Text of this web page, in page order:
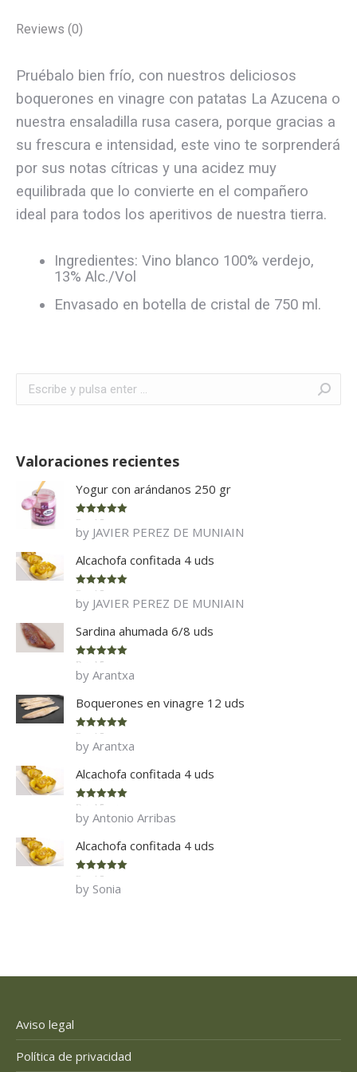
Reviews (0)
Pruébalo bien frío, con nuestros deliciosos
boquerones en vinagre con patatas La Azucena o
nuestra ensaladilla rusa casera, porque gracias a
su frescura e intensidad, este vino te sorprenderá
por sus notas cítricas y una acidez muy
equilibrada que lo convierte en el compañero
ideal para todos los aperitivos de nuestra tierra.
Ingredientes: Vino blanco 100% verdejo,
13% Alc./Vol
Envasado en botella de cristal de 750 ml.
Valoraciones recientes
Yogur con arándanos 250 gr
Rated 5
of 5
by JAVIER PEREZ DE MUNIAIN
Alcachofa confitada 4 uds
Rated 5
of 5
by JAVIER PEREZ DE MUNIAIN
Sardina ahumada 6/8 uds
Rated 5
of 5
by Arantxa
Boquerones en vinagre 12 uds
Rated 5
of 5
by Arantxa
Alcachofa confitada 4 uds
Rated 5
of 5
by Antonio Arribas
Alcachofa confitada 4 uds
Rated 5
of 5
by Sonia
Aviso legal
Política de privacidad